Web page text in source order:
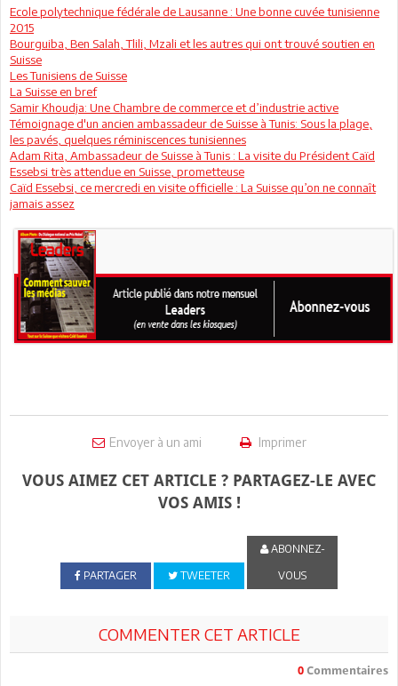
Ecole polytechnique fédérale de Lausanne : Une bonne cuvée tunisienne
2015
Bourguiba, Ben Salah, Tlili, Mzali et les autres qui ont trouvé soutien en
Suisse
Les Tunisiens de Suisse
La Suisse en bref
Samir Khoudja: Une Chambre de commerce et d’industrie active
Témoignage d'un ancien ambassadeur de Suisse à Tunis: Sous la plage,
les pavés, quelques réminiscences tunisiennes
Adam Rita, Ambassadeur de Suisse à Tunis : La visite du Président Caïd
Essebsi très attendue en Suisse, prometteuse
Caïd Essebsi, ce mercredi en visite officielle : La Suisse qu’on ne connaît
jamais assez
Envoyer à un ami Imprimer
VOUS AIMEZ CET ARTICLE ? PARTAGEZ-LE AVEC
VOS AMIS !
PARTAGER TWEETER
ABONNEZ-
VOUS
COMMENTER CET ARTICLE
0 Commentaires